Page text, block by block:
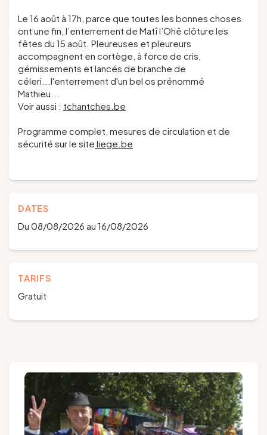
Le 16 août à 17h, parce que toutes les bonnes choses
ont une fin, l’enterrement de Matî l’Ohê clôture les
fêtes du 15 août. Pleureuses et pleureurs
accompagnent en cortège, à force de cris,
gémissements et lancés de branche de
céleri...l'enterrement d'un bel os prénommé
Mathieu...
Voir aussi : tchantches.be
Programme complet, mesures de circulation et de
sécurité sur le site liege.be
DATES
Du 08/08/2026 au 16/08/2026
TARIFS
Gratuit